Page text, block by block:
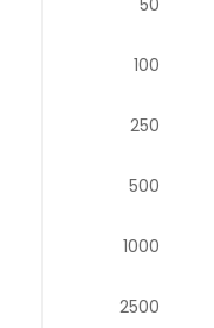
50
100
250
500
1000
2500